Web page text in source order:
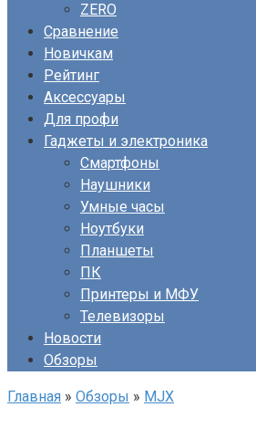
ZERO
Сравнение
Новичкам
Рейтинг
Аксессуары
Для профи
Гаджеты и электроника
Смартфоны
Наушники
Умные часы
Ноутбуки
Планшеты
ПК
Принтеры и МФУ
Телевизоры
Новости
Обзоры
Главная » Обзоры » MJX